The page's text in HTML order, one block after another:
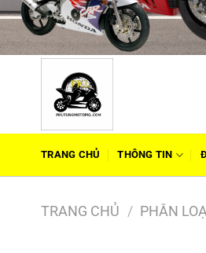
TRANG CHỦ THÔNG TIN
TRANG CHỦ / PHÂN